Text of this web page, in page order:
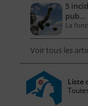
5
pub…
La
Voir tous les
Liste